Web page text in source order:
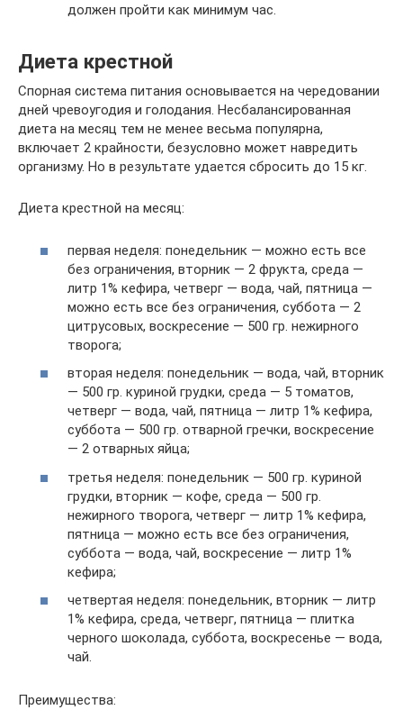
должен пройти как минимум час.
Диета крестной
Спорная система питания основывается на чередовании
дней чревоугодия и голодания. Несбалансированная
диета на месяц тем не менее весьма популярна,
включает 2 крайности, безусловно может навредить
организму. Но в результате удается сбросить до 15 кг.
Диета крестной на месяц:
первая неделя: понедельник — можно есть все
без ограничения, вторник — 2 фрукта, среда —
литр 1% кефира, четверг — вода, чай, пятница —
можно есть все без ограничения, суббота — 2
цитрусовых, воскресение — 500 гр. нежирного
творога;
вторая неделя: понедельник — вода, чай, вторник
— 500 гр. куриной грудки, среда — 5 томатов,
четверг — вода, чай, пятница — литр 1% кефира,
суббота — 500 гр. отварной гречки, воскресение
— 2 отварных яйца;
третья неделя: понедельник — 500 гр. куриной
грудки, вторник — кофе, среда — 500 гр.
нежирного творога, четверг — литр 1% кефира,
пятница — можно есть все без ограничения,
суббота — вода, чай, воскресение — литр 1%
кефира;
четвертая неделя: понедельник, вторник — литр
1% кефира, среда, четверг, пятница — плитка
черного шоколада, суббота, воскресенье — вода,
чай.
Преимущества: